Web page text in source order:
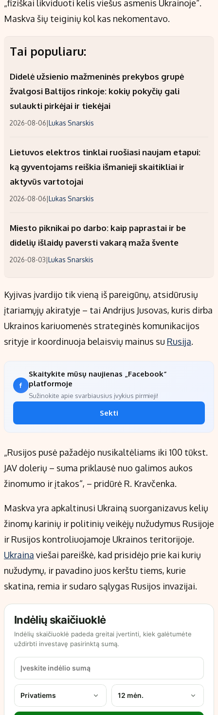
„fiziškai likviduoti kelis viešus asmenis Ukrainoje“.
Maskva šių teiginių kol kas nekomentavo.
Tai populiaru:
Didelė užsienio mažmeninės prekybos grupė
žvalgosi Baltijos rinkoje: kokių pokyčių gali
sulaukti pirkėjai ir tiekėjai
2026-08-06|Lukas Snarskis
Lietuvos elektros tinklai ruošiasi naujam etapui:
ką gyventojams reiškia išmanieji skaitikliai ir
aktyvūs vartotojai
2026-08-06|Lukas Snarskis
Miesto piknikai po darbo: kaip paprastai ir be
didelių išlaidų paversti vakarą maža švente
2026-08-03|Lukas Snarskis
Kyjivas įvardijo tik vieną iš pareigūnų, atsidūrusių
įtariamųjų akiratyje – tai Andrijus Jusovas, kuris dirba
Ukrainos kariuomenės strateginės komunikacijos
srityje ir koordinuoja belaisvių mainus su Rusija.
Skaitykite mūsų naujienas „Facebook“
platformoje
Sužinokite apie svarbiausius įvykius pirmieji!
Sekti
„Rusijos pusė pažadėjo nusikaltėliams iki 100 tūkst.
JAV dolerių – suma priklausė nuo galimos aukos
žinomumo ir įtakos“, – pridūrė R. Kravčenka.
Maskva yra apkaltinusi Ukrainą suorganizavus kelių
žinomų karinių ir politinių veikėjų nužudymus Rusijoje
ir Rusijos kontroliuojamoje Ukrainos teritorijoje.
Ukraina viešai pareiškė, kad prisidėjo prie kai kurių
nužudymų, ir pavadino juos kerštu tiems, kurie
skatina, remia ir sudaro sąlygas Rusijos invazijai.